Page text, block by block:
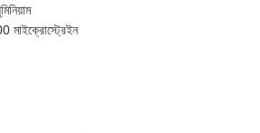
মাইক্রোস্ট্রেইন